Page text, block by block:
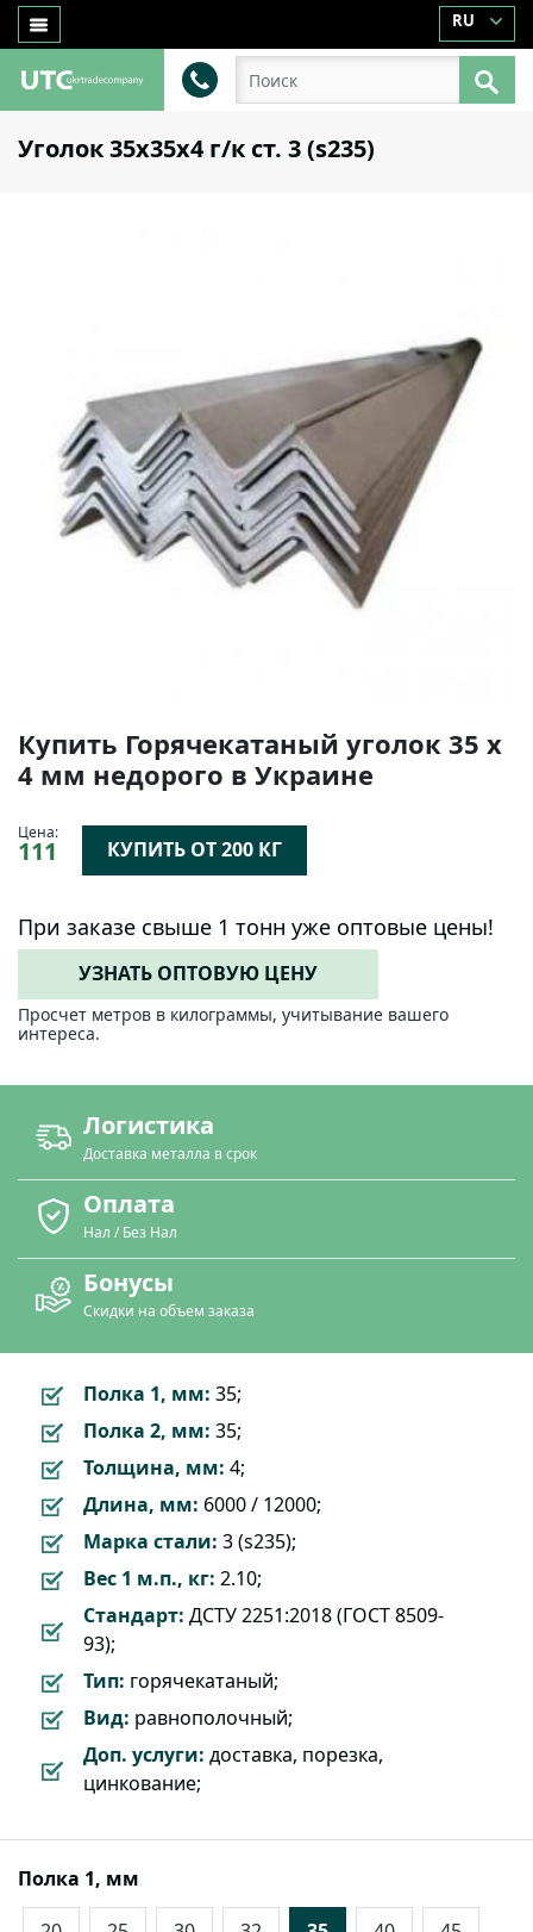
RU
Уголок 35х35х4 г/к ст. 3 (s235)
Купить Горячекатаный уголок 35 х
4 мм недорого в Украине
Цена:
111 КУПИТЬ ОТ 200 КГ
При заказе свыше 1 тонн уже оптовые цены!
УЗНАТЬ ОПТОВУЮ ЦЕНУ
Просчет метров в килограммы, учитывание вашего
интереса.
Логистика
Доставка металла в срок
Оплата
Нал / Без Нал
Бонусы
Скидки на объем заказа
Полка 1, мм: 35;
Полка 2, мм: 35;
Толщина, мм: 4;
Длина, мм: 6000 / 12000;
Марка стали: 3 (s235);
Вес 1 м.п., кг: 2.10;
Стандарт: ДСТУ 2251:2018 (ГОСТ 8509-
93);
Тип: горячекатаный;
Вид: равнополочный;
Доп. услуги: доставка, порезка,
цинкование;
Полка 1, мм